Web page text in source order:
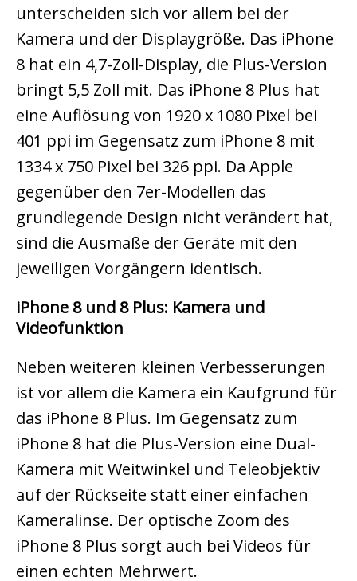
unterscheiden sich vor allem bei der
Kamera und der Displaygröße. Das iPhone
8 hat ein 4,7-Zoll-Display, die Plus-Version
bringt 5,5 Zoll mit. Das iPhone 8 Plus hat
eine Auflösung von 1920 x 1080 Pixel bei
401 ppi im Gegensatz zum iPhone 8 mit
1334 x 750 Pixel bei 326 ppi. Da Apple
gegenüber den 7er-Modellen das
grundlegende Design nicht verändert hat,
sind die Ausmaße der Geräte mit den
jeweiligen Vorgängern identisch.
iPhone 8 und 8 Plus: Kamera und
Videofunktion
Neben weiteren kleinen Verbesserungen
ist vor allem die Kamera ein Kaufgrund für
das iPhone 8 Plus. Im Gegensatz zum
iPhone 8 hat die Plus-Version eine Dual-
Kamera mit Weitwinkel und Teleobjektiv
auf der Rückseite statt einer einfachen
Kameralinse. Der optische Zoom des
iPhone 8 Plus sorgt auch bei Videos für
einen echten Mehrwert.